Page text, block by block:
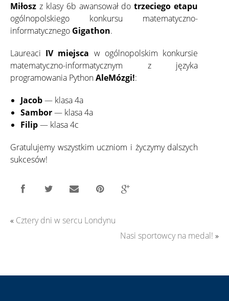
Miłosz z klasy 6b awansował dotrzeciego etapu
ogólnopolskiego konkursu matematyczno-
informatycznego Gigathon.
Laureaci IV miejsca w ogólnopolskim konkursie
matematyczno-informatycznym z języka
programowania PythonAleMózgi!:
Jacob— klasa 4a
Sambor— klasa 4a
Filip— klasa 4c
Gratulujemy wszystkim uczniom i życzymy dalszych
sukcesów!
« Cztery dni w sercu Londynu
Nasi sportowcy na medal! »